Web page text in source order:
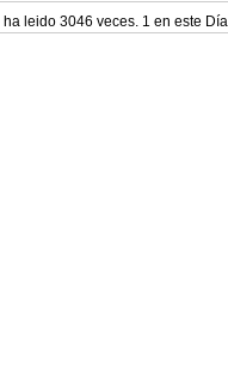
leido 3046 veces. 1 en este Día.